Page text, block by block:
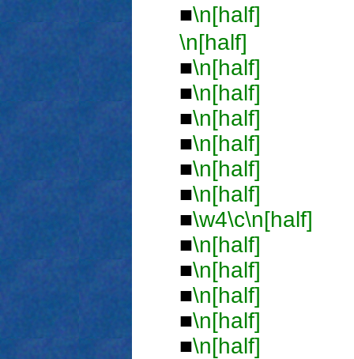
■\n[half]
\n[half]
■\n[half]
■\n[half]
■\n[half]
■\n[half]
■\n[half]
■\n[half]
■\w4\c\n[half]
■\n[half]
■\n[half]
■\n[half]
■\n[half]
■\n[half]